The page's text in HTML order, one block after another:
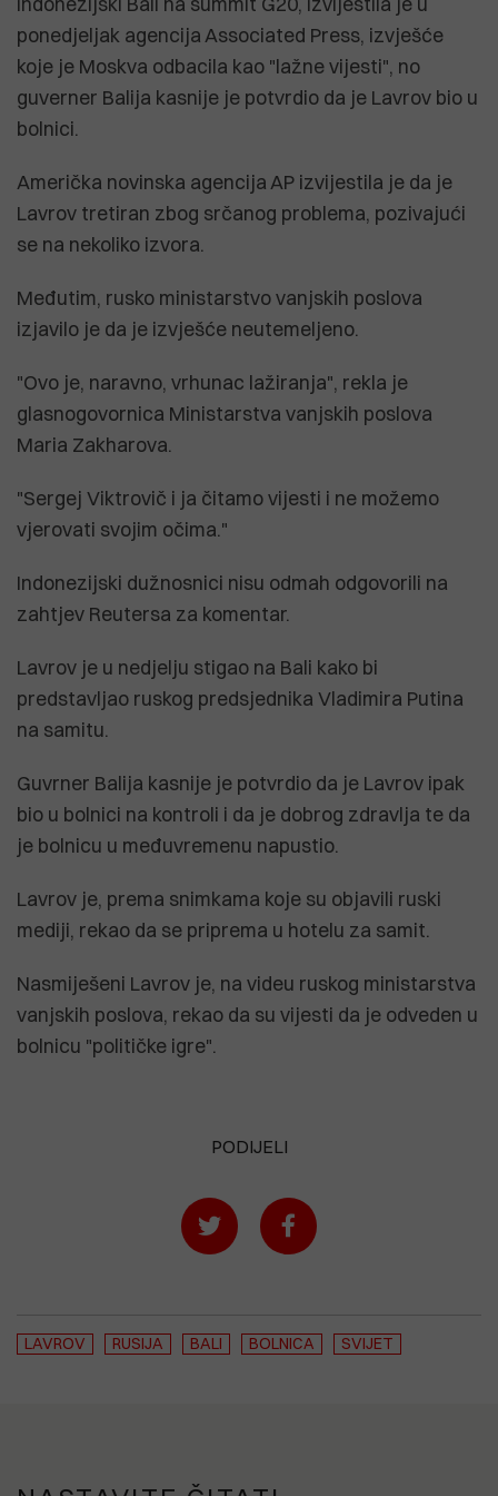
ponedjeljak agencija Associated Press, izvješće
koje je Moskva odbacila kao "lažne vijesti", no
guverner Balija kasnije je potvrdio da je Lavrov bio u
bolnici.
Američka novinska agencija AP izvijestila je da je
Lavrov tretiran zbog srčanog problema, pozivajući
se na nekoliko izvora.
Međutim, rusko ministarstvo vanjskih poslova
izjavilo je da je izvješće neutemeljeno.
"Ovo je, naravno, vrhunac lažiranja", rekla je
glasnogovornica Ministarstva vanjskih poslova
Maria Zakharova.
"Sergej Viktrovič i ja čitamo vijesti i ne možemo
vjerovati svojim očima."
Indonezijski dužnosnici nisu odmah odgovorili na
zahtjev Reutersa za komentar.
Lavrov je u nedjelju stigao na Bali kako bi
predstavljao ruskog predsjednika Vladimira Putina
na samitu.
Guvrner Balija kasnije je potvrdio da je Lavrov ipak
bio u bolnici na kontroli i da je dobrog zdravlja te da
je bolnicu u međuvremenu napustio.
Lavrov je, prema snimkama koje su objavili ruski
mediji, rekao da se priprema u hotelu za samit.
Nasmiješeni Lavrov je, na videu ruskog ministarstva
vanjskih poslova, rekao da su vijesti da je odveden u
bolnicu "političke igre".
PODIJELI
LAVROV RUSIJA BALI BOLNICA SVIJET